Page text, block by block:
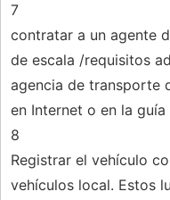
7
contratar a un agente
de escala /requisitos
agencia de transporte
en Internet o en la
8
Registrar el vehículo
vehículos local. Estos